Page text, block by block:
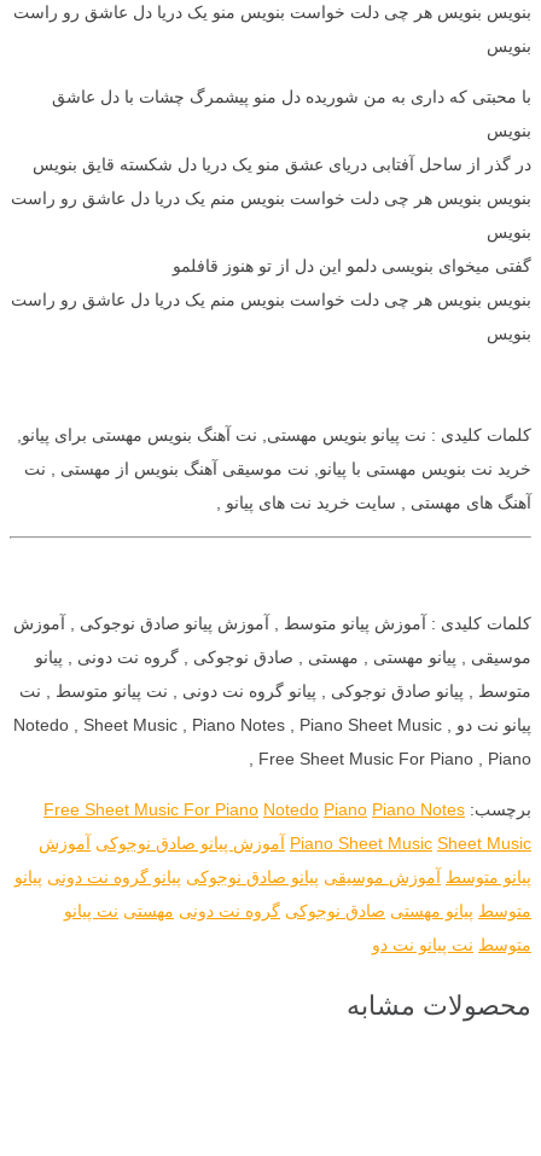
بنویس بنویس هر چی دلت خواست بنویس منو یک دریا دل عاشق رو راست
بنویس
با محبتی که داری به من شوریده دل منو پیشمرگ چشات با دل عاشق
بنویس
در گذر از ساحل آفتابی دریای عشق منو یک دریا دل شکسته قایق بنویس
بنویس بنویس هر چی دلت خواست بنویس منم یک دریا دل عاشق رو راست
بنویس
گفتی میخوای بنویسی دلمو این دل از تو هنوز قافلمو
بنویس بنویس هر چی دلت خواست بنویس منم یک دریا دل عاشق رو راست
بنویس
کلمات کلیدی : نت پیانو بنویس مهستی, نت آهنگ بنویس مهستی برای پیانو,
خرید نت بنویس مهستی با پیانو, نت موسیقی آهنگ بنویس از مهستی , نت
آهنگ های مهستی , سایت خرید نت های پیانو ,
کلمات کلیدی : آموزش پیانو متوسط , آموزش پیانو صادق نوجوکی , آموزش
موسیقی , پیانو مهستی , مهستی , صادق نوجوکی , گروه نت دونی , پیانو
متوسط , پیانو صادق نوجوکی , پیانو گروه نت دونی , نت پیانو متوسط , نت
پیانو نت دو , Notedo , Sheet Music , Piano Notes , Piano Sheet Music
, Free Sheet Music For Piano , Piano
برچسب: Free Sheet Music For Piano Notedo Piano Piano Notes
Piano Sheet Music Sheet Music آموزش پیانو صادق نوجوکی آموزش
پیانو متوسط آموزش موسیقی پیانو صادق نوجوکی پیانو گروه نت دونی پیانو
متوسط پیانو مهستی صادق نوجوکی گروه نت دونی مهستی نت پیانو
متوسط نت پیانو نت دو
محصولات مشابه